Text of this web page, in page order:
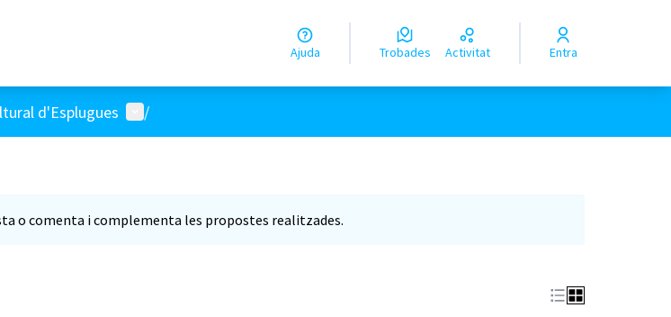
Ajuda Trobades Activitat Entra
d'Esplugues Menú d'usuari
/
o comenta i complementa les propostes realitzades.